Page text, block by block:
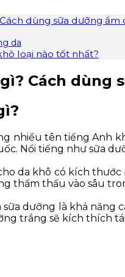
dùng sữa dưỡng ẩm
da
loại nào tốt nhất?
Cách dùng
nhiều tên tiếng Anh
Nổi tiếng như sữa
da khô có kích
thẩm thấu vào sâu
dưỡng là khả năng
trắng sẽ kích thích